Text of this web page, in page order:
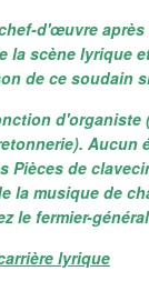
d'œuvre
scène lyrique
de ce soudain
d'organiste
Pièces de
la musique de
le fermier-
lyrique